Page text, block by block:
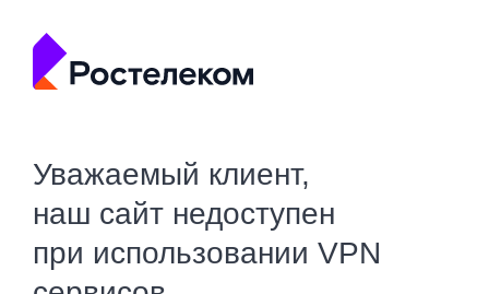
Уважаемый клиент,
наш сайт недоступен
при использовании VPN